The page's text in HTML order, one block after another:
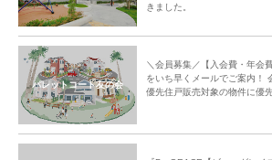
きました。
パレットコート友の会
＼会員募集／【入会費・年会
をいち早くメールでご案内！
優先住戸販売対象の物件に優